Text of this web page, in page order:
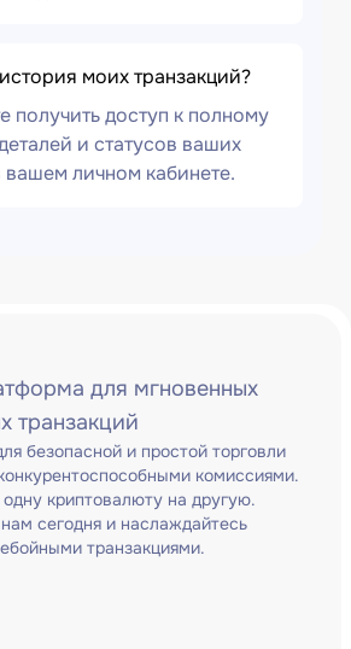
моих транзакций?
получить доступ к полному
и статусов ваших
вашем личном кабинете.
для мгновенных
транзакций
безопасной и простой торговли
комиссиями.
криптовалюту на другую.
сегодня и наслаждайтесь
транзакциями.